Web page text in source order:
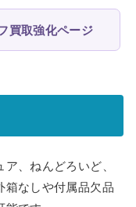
買取強化ページ
、ねんどろいど、
箱なしや付属品欠品